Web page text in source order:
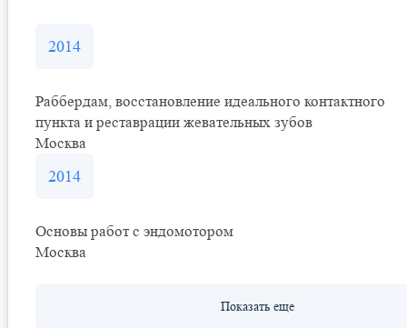
2014
Раббердам, восстановление идеального контактного
пункта и реставрации жевательных зубов
Москва
2014
Основы работ с эндомотором
Москва